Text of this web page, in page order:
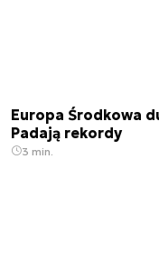
Europa Środkowa
Padają rekordy
3 min.